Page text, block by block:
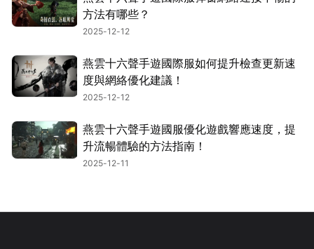
方法有哪些？
2025-12-12
燕雲十六聲手遊國際服如何提升檢查更新速
度與網絡優化建議！
2025-12-12
燕雲十六聲手遊國服優化遊戲響應速度，提
升流暢體驗的方法指南！
2025-12-11